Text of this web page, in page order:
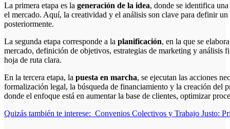
La primera etapa es la generación de la idea, donde se identifica
el mercado. Aquí, la creatividad y el análisis son clave para definir
posteriormente.
La segunda etapa corresponde a la planificación, en la que se
mercado, definición de objetivos, estrategias de marketing y análisis
hoja de ruta clara.
En la tercera etapa, la puesta en marcha, se ejecutan las acciones
formalización legal, la búsqueda de financiamiento y la creación del
donde el enfoque está en aumentar la base de clientes, optimizar
Quizás también te interese: Convenios Colectivos y Trabajo Justo: